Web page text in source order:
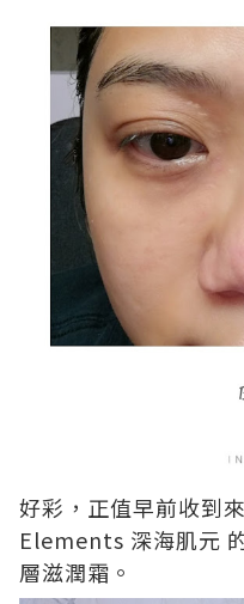
好彩，正值早前收到
Elements 深海肌元
層滋潤霜。